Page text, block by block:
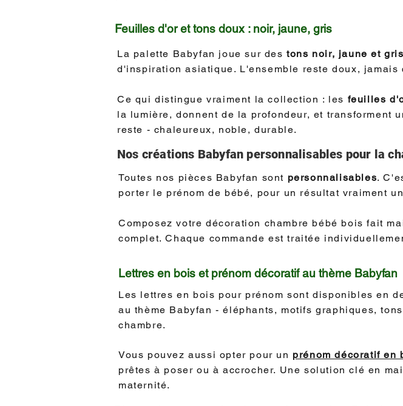
Feuilles d'or et tons doux : noir, jaune, gris
La palette Babyfan joue sur destons noir, jaune et gris
d'inspiration asiatique. L'ensemble reste doux, jamais
Ce qui distingue vraiment la collection : les feuilles
la lumière, donnent de la profondeur, et transforment
reste - chaleureux, noble, durable.
Nos créations Babyfan personnalisables pour la
Toutes nos pièces Babyfan sont personnalisables.
porter le prénom de bébé, pour un résultat vraiment
Composez votre décoration chambre bébé bois fait
complet. Chaque commande est traitée
Lettres en bois et prénom décoratif au thème Babyfan
Les lettres en bois pour prénom sont disponibles en
au thème Babyfan - éléphants, motifs graphiques,
chambre.
Vous pouvez aussi opter pour un prénom décoratif en
prêtes à poser ou à accrocher. Une solution clé en
maternité.